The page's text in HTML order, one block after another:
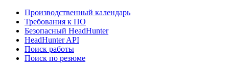
Производственный календарь
Требования к ПО
Безопасный HeadHunter
HeadHunter API
Поиск работы
Поиск по резюме